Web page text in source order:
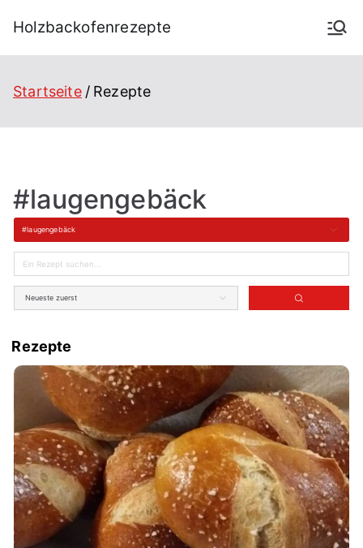
Holzbackofenrezepte
Startseite Rezepte
#laugengebäck
#laugengebäck